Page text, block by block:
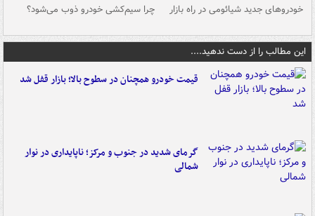
خودروهای جدید شیائومی در راه بازار چرا سیم‌کشی خودرو ذوب می‌شود؟
این مطالب را از دست ندهید....
قیمت خودرو همچنان در سطوح بالا؛ بازار قفل شد
گرمای شدید در جنوب و مرکز؛ ناپایداری در نوار
شمالی